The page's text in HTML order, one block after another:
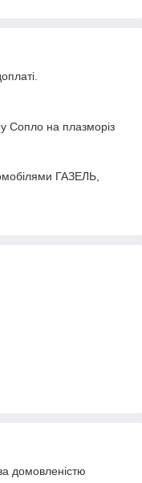
Сопло на плазморіз
ГАЗЕЛЬ,
домовленістю